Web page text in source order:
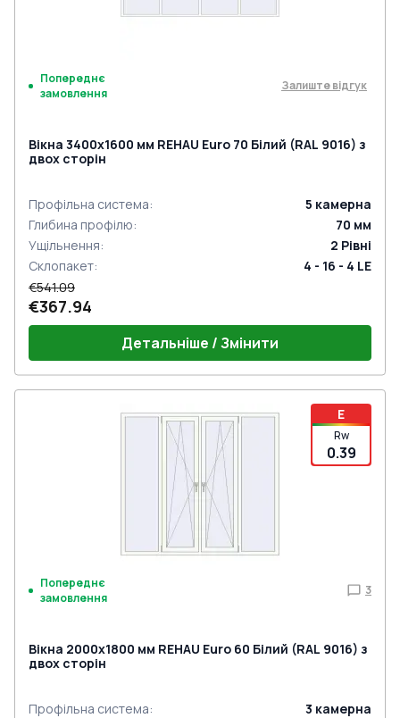
Попереднє
замовлення
Залиште відгук
Вікна 3400x1600 мм REHAU Euro 70 Білий (RAL 9016) з
двох сторін
Профільна система: 5 камерна
Глибина профілю: 70 мм
Ущільнення: 2 Рівні
Склопакет:
4 - 16 - 4 LE
€541.09
€367.94
Детальніше / Змінити
E
Rw
0.39
Попереднє
замовлення
3
Вікна 2000x1800 мм REHAU Euro 60 Білий (RAL 9016) з
двох сторін
Профільна система: 3 камерна